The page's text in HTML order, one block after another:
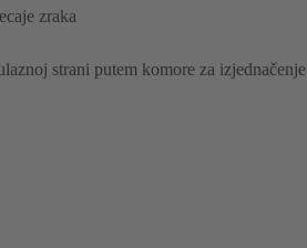
zraka
strani putem komore za izjednačenje